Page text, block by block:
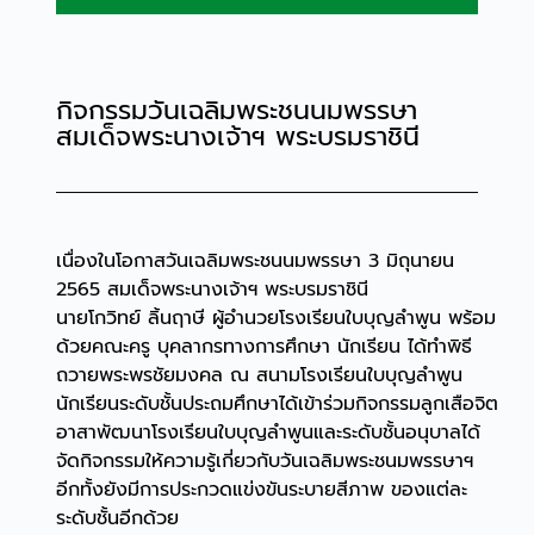
กิจกรรมวันเฉลิมพระชนนมพรรษา
สมเด็จพระนางเจ้าฯ พระบรมราชินี
เนื่องในโอกาสวันเฉลิมพระชนนมพรรษา 3 มิถุนายน
2565 สมเด็จพระนางเจ้าฯ พระบรมราชินี
นายโกวิทย์ ลิ้นฤาษี ผู้อำนวยโรงเรียนใบบุญลำพูน พร้อม
ด้วยคณะครู บุคลากรทางการศึกษา นักเรียน ได้ทำพิธี
ถวายพระพรชัยมงคล ณ สนามโรงเรียนใบบุญลำพูน
นักเรียนระดับชั้นประถมศึกษาได้เข้าร่วมกิจกรรมลูกเสือจิต
อาสาพัฒนาโรงเรียนใบบุญลำพูนและระดับชั้นอนุบาลได้
จัดกิจกรรมให้ความรู้เกี่ยวกับวันเฉลิมพระชนมพรรษาฯ
อีกทั้งยังมีการประกวดแข่งขันระบายสีภาพ ของแต่ละ
ระดับชั้นอีกด้วย